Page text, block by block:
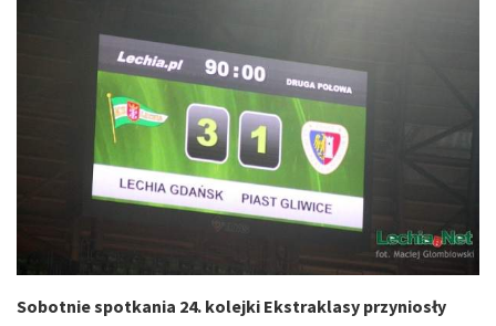
Sobotnie spotkania 24. kolejki Ekstraklasy przyniosły